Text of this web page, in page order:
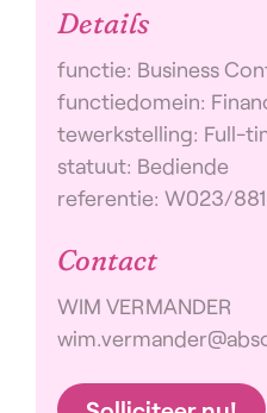
Details
functie: Business
functiedomein:
tewerkstelling: Full-
statuut: Bediende
referentie: W023/
Contact
WIM VERMANDER